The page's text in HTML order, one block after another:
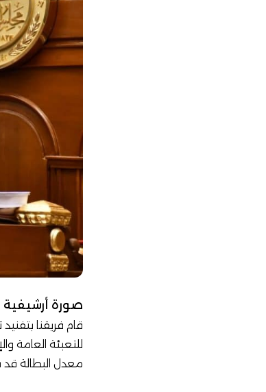
صورة أرشيفية
قام فريقنا بتفنيد تصريحات
للتعبئة العامة
معدل البطالة قد بلغ 7.9% وهو نفس المعدل في عام 2019، وذلك بخلاف النسبة التي